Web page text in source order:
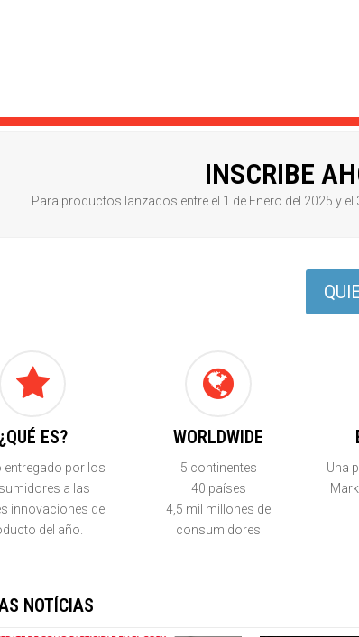
INSCRIBE
Para productos lanzados entre el 1 de Enero del 2025 y
¿QUÉ ES?
entregado por los
a las
innovaciones de
del año.
WORLDWIDE
5 continentes
40 países
4,5 mil millones de
consumidores
Una
NOTÍCIAS